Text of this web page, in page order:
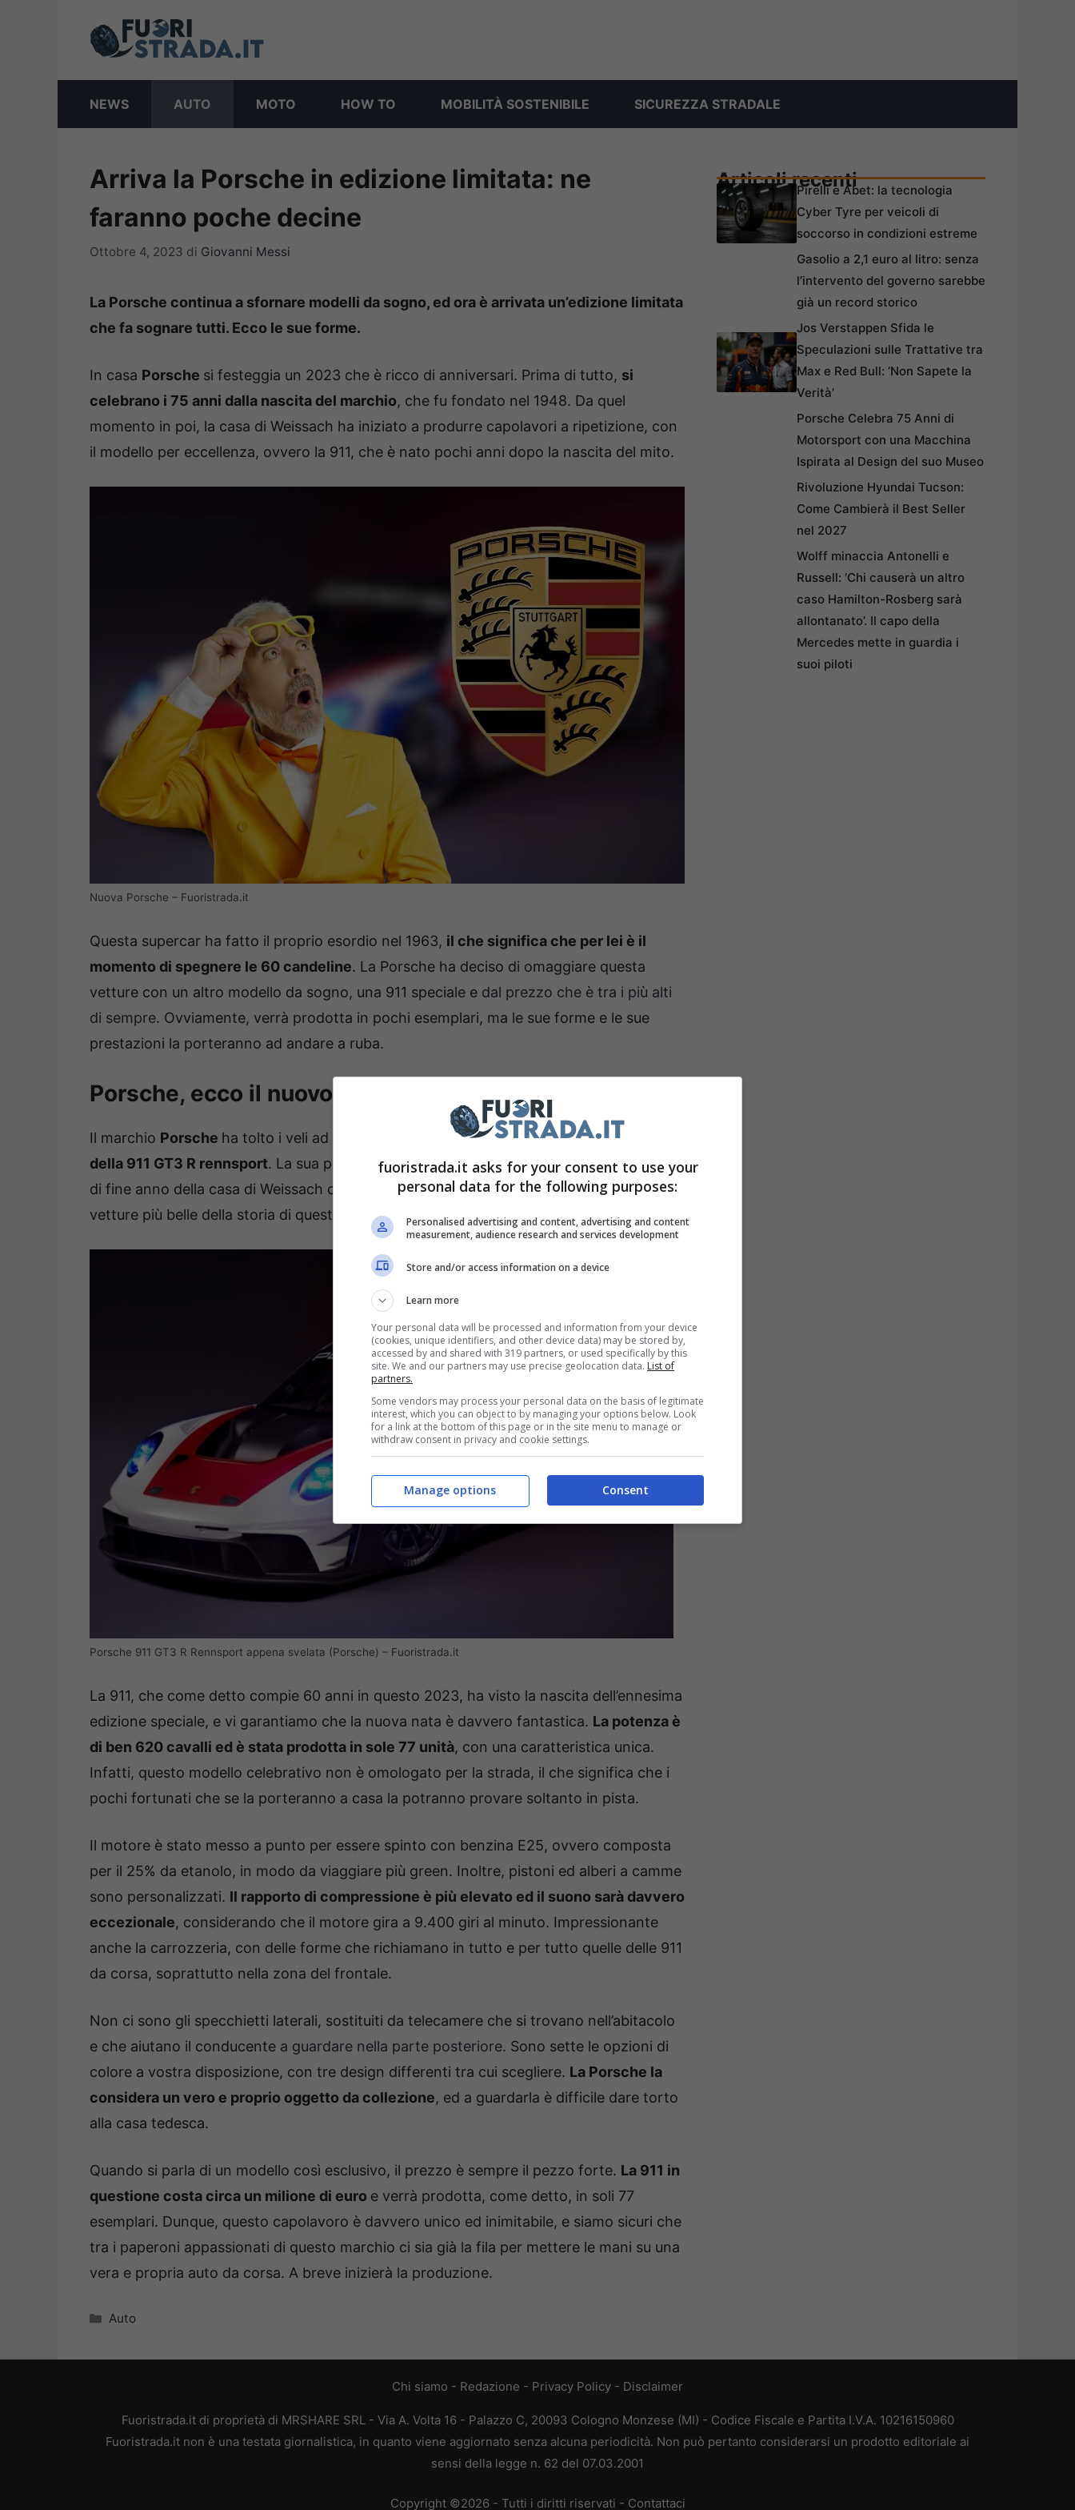
NEWS AUTO MOTO HOW TO MOBILITÀ SOSTENIBILE SICUREZZA STRADALE
Arriva la Porsche in edizione limitata: ne
faranno poche decine
Ottobre 4, 2023 di Giovanni Messi
La Porsche continua a sfornare modelli da sogno, ed ora è arrivata un’edizione limitata
che fa sognare tutti. Ecco le sue forme.
In casa Porsche si festeggia un 2023 che è ricco di anniversari. Prima di tutto, si
celebrano i 75 anni dalla nascita del marchio, che fu fondato nel 1948. Da quel
momento in poi, la casa di Weissach ha iniziato a produrre capolavori a ripetizione, con
il modello per eccellenza, ovvero la 911, che è nato pochi anni dopo la nascita del mito.
Nuova Porsche – Fuoristrada.it
Questa supercar ha fatto il proprio esordio nel 1963, il che significa che per lei è il
momento di spegnere le 60 candeline. La Porsche ha deciso di omaggiare questa
vetture con un altro modello da sogno, una 911 speciale e dal prezzo che è tra i più alti
di sempre. Ovviamente, verrà prodotta in pochi esemplari, ma le sue forme e le sue
prestazioni la porteranno ad andare a ruba.
Porsche, ecco il nuovo capolavoro celebrativo
Il marchio Porsche ha tolto i veli ad un nuovo capolavoro strepitoso,e stiamo parlando
della 911 GT3 R rennsport. La sua presentazione è avvenuta alla ormai consueta festa
di fine anno della casa di Weissach che si tiene a Laguna Seca, in California, dove le
vetture più belle della storia di questo costruttore si ritrovano dando spettacolo in pista.
Porsche 911 GT3 R Rennsport appena svelata (Porsche) – Fuoristrada.it
La 911, che come detto compie 60 anni in questo 2023, ha visto la nascita dell’ennesima
edizione speciale, e vi garantiamo che la nuova nata è davvero fantastica. La potenza è
di ben 620 cavalli ed è stata prodotta in sole 77 unità, con una caratteristica unica.
Infatti, questo modello celebrativo non è omologato per la strada, il che significa che i
pochi fortunati che se la porteranno a casa la potranno provare soltanto in pista.
Il motore è stato messo a punto per essere spinto con benzina E25, ovvero composta
per il 25% da etanolo, in modo da viaggiare più green. Inoltre, pistoni ed alberi a camme
sono personalizzati. Il rapporto di compressione è più elevato ed il suono sarà davvero
eccezionale, considerando che il motore gira a 9.400 giri al minuto. Impressionante
anche la carrozzeria, con delle forme che richiamano in tutto e per tutto quelle delle 911
da corsa, soprattutto nella zona del frontale.
Non ci sono gli specchietti laterali, sostituiti da telecamere che si trovano nell’abitacolo
e che aiutano il conducente a guardare nella parte posteriore. Sono sette le opzioni di
colore a vostra disposizione, con tre design differenti tra cui scegliere. La Porsche la
considera un vero e proprio oggetto da collezione, ed a guardarla è difficile dare torto
alla casa tedesca.
Quando si parla di un modello così esclusivo, il prezzo è sempre il pezzo forte. La 911 in
questione costa circa un milione di euro e verrà prodotta, come detto, in soli 77
esemplari. Dunque, questo capolavoro è davvero unico ed inimitabile, e siamo sicuri che
tra i paperoni appassionati di questo marchio ci sia già la fila per mettere le mani su una
vera e propria auto da corsa. A breve inizierà la produzione.
Categorie
Auto
Articoli recentiPirelli e Abet: la tecnologia
Cyber Tyre per veicoli di
soccorso in condizioni estreme
Gasolio a 2,1 euro al litro: senza
l’intervento del governo sarebbe
già un record storico
Jos Verstappen Sfida le
Speculazioni sulle Trattative tra
Max e Red Bull: ‘Non Sapete la
Verità’
Porsche Celebra 75 Anni di
Motorsport con una Macchina
Ispirata al Design del suo Museo
Rivoluzione Hyundai Tucson:
Come Cambierà il Best Seller
nel 2027
Wolff minaccia Antonelli e
Russell: ‘Chi causerà un altro
caso Hamilton-Rosberg sarà
allontanato’. Il capo della
Mercedes mette in guardia i
suoi piloti
Chi siamo - Redazione - Privacy Policy - Disclaimer
Fuoristrada.it di proprietà di MRSHARE SRL - Via A. Volta 16 - Palazzo C, 20093 Cologno Monzese (MI) - Codice Fiscale e Partita I.V.A. 10216150960
Fuoristrada.it non è una testata giornalistica, in quanto viene aggiornato senza alcuna periodicità. Non può pertanto considerarsi un prodotto editoriale ai
sensi della legge n. 62 del 07.03.2001
Copyright ©2026 - Tutti i diritti riservati - Contattaci
fuoristrada.it asks for your consent to use your
personal data for the following purposes:
Personalised advertising and content, advertising and content
measurement, audience research and services development
Store and/or access information on a device
Learn more
Your personal data will be processed and information from your device
(cookies, unique identifiers, and other device data) may be stored by,
accessed by and shared with 319 partners, or used specifically by this
site. We and our partners may use precise geolocation data. List of
partners.
Some vendors may process your personal data on the basis of legitimate
interest, which you can object to by managing your options below. Look
for a link at the bottom of this page or in the site menu to manage or
withdraw consent in privacy and cookie settings.
Consent
Manage options